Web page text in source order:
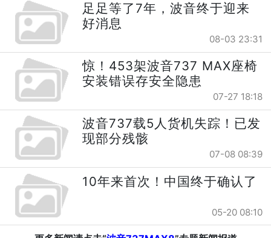
足足等了7年，波音终于迎来
好消息
08-03 23:31
惊！453架波音737 MAX座椅
安装错误存安全隐患
07-27 18:18
波音737载5人货机失踪！已发
现部分残骸
07-08 08:39
10年来首次！中国终于确认了
05-20 08:10